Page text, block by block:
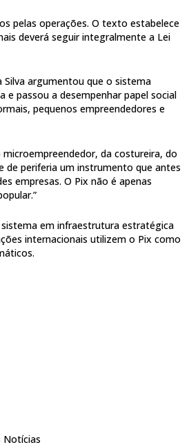
pelas operações. O texto estabelece
deverá seguir integralmente a Lei
argumentou que o sistema
passou a desempenhar papel social
pequenos empreendedores e
da costureira, do
de periferia um instrumento que antes
empresas. O Pix não é apenas
em infraestrutura estratégica
internacionais utilizem o Pix como
Notícias